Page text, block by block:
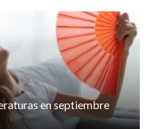
en septiembre